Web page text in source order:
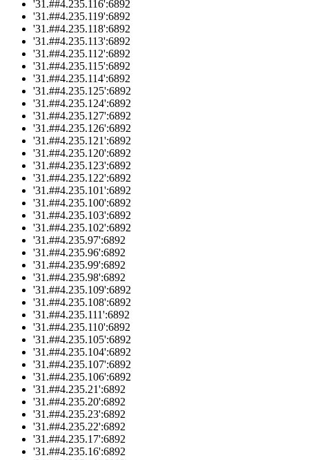
'31.##4.235.116':6892
'31.##4.235.119':6892
'31.##4.235.118':6892
'31.##4.235.113':6892
'31.##4.235.112':6892
'31.##4.235.115':6892
'31.##4.235.114':6892
'31.##4.235.125':6892
'31.##4.235.124':6892
'31.##4.235.127':6892
'31.##4.235.126':6892
'31.##4.235.121':6892
'31.##4.235.120':6892
'31.##4.235.123':6892
'31.##4.235.122':6892
'31.##4.235.101':6892
'31.##4.235.100':6892
'31.##4.235.103':6892
'31.##4.235.102':6892
'31.##4.235.97':6892
'31.##4.235.96':6892
'31.##4.235.99':6892
'31.##4.235.98':6892
'31.##4.235.109':6892
'31.##4.235.108':6892
'31.##4.235.111':6892
'31.##4.235.110':6892
'31.##4.235.105':6892
'31.##4.235.104':6892
'31.##4.235.107':6892
'31.##4.235.106':6892
'31.##4.235.21':6892
'31.##4.235.20':6892
'31.##4.235.23':6892
'31.##4.235.22':6892
'31.##4.235.17':6892
'31.##4.235.16':6892